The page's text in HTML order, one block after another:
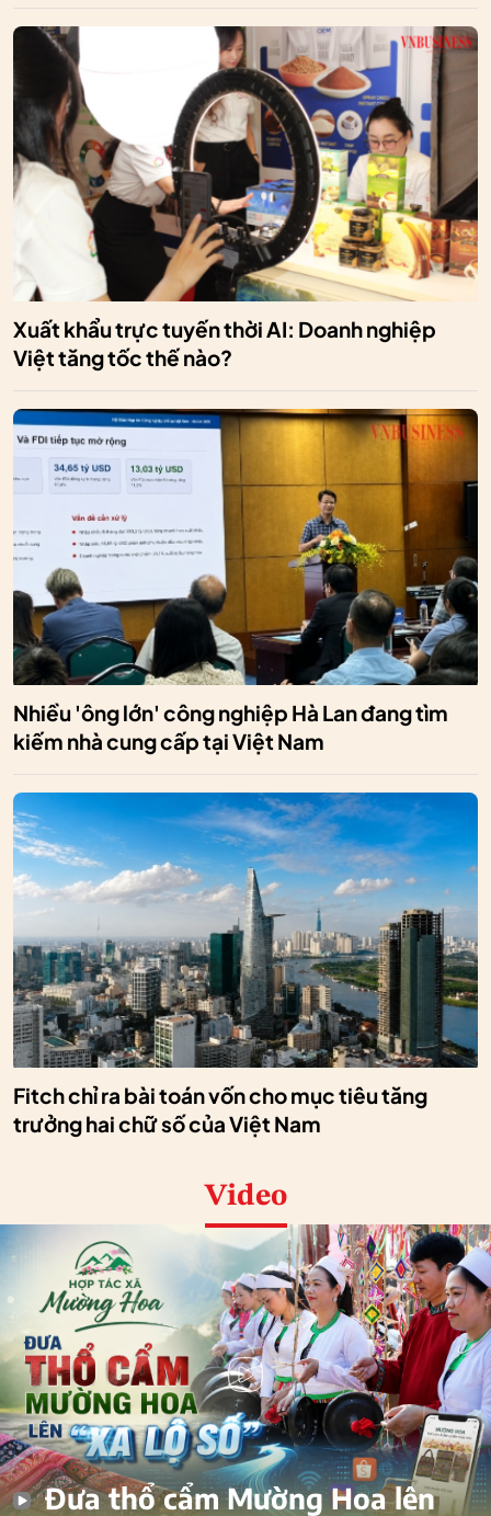
Xuất khẩu trực tuyến thời AI: Doanh nghiệp
Việt tăng tốc thế nào?
Nhiều 'ông lớn' công nghiệp Hà Lan đang tìm
kiếm nhà cung cấp tại Việt Nam
Fitch chỉ ra bài toán vốn cho mục tiêu tăng
trưởng hai chữ số của Việt Nam
Video
Đưa thổ cẩm Mường Hoa lên